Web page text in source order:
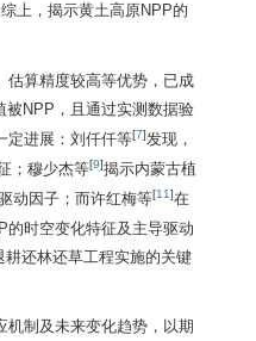
上，揭示黄土高原NPP的
估算精度较高等优势，已成
NPP，且通过实测数据验
定进展：刘仟仟等[7]发现，
；穆少杰等[9]揭示内蒙古植
动因子；而许红梅等[11]在
的时空变化特征及主导驱动
还林还草工程实施的关键
制及未来变化趋势，以期